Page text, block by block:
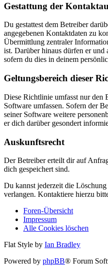
Gestattung der
Du gestattest dem Betreiber
angegebenen Kontaktdaten zu
Übermittlung zentraler
ist. Darüber hinaus dürfen er und
sofern du dies in deinem
Geltungsbereich dieser
Diese Richtlinie umfasst nur den
Software umfassen. Sofern der
seiner Software weitere
er dich darüber gesondert
Auskunftsrecht
Der Betreiber erteilt dir auf
dich gespeichert sind.
Du kannst jederzeit die
verlangen. Kontaktiere hierzu
Foren-Übersicht
Impressum
Alle Cookies löschen
Flat Style by Ian Bradley
Powered by phpBB® Forum